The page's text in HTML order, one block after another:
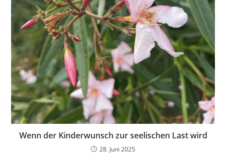
Wenn der Kinderwunsch zur seelischen Last wird
28. Juni 2025